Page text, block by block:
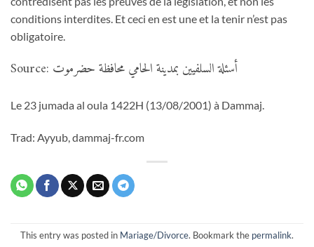
conditions interdites. Et ceci en est une et la tenir n’est pas
obligatoire.
Source: أسئلة السلفيين بمدينة الحامي محافظة حضرموت
Le 23 jumada al oula 1422H (13/08/2001) à Dammaj.
Trad: Ayyub, dammaj-fr.com
This entry was posted in Mariage/Divorce. Bookmark the permalink.